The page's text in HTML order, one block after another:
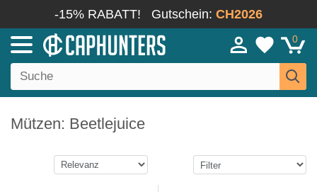
-15% RABATT! Gutschein: CH2026
0
Mützen: Beetlejuice